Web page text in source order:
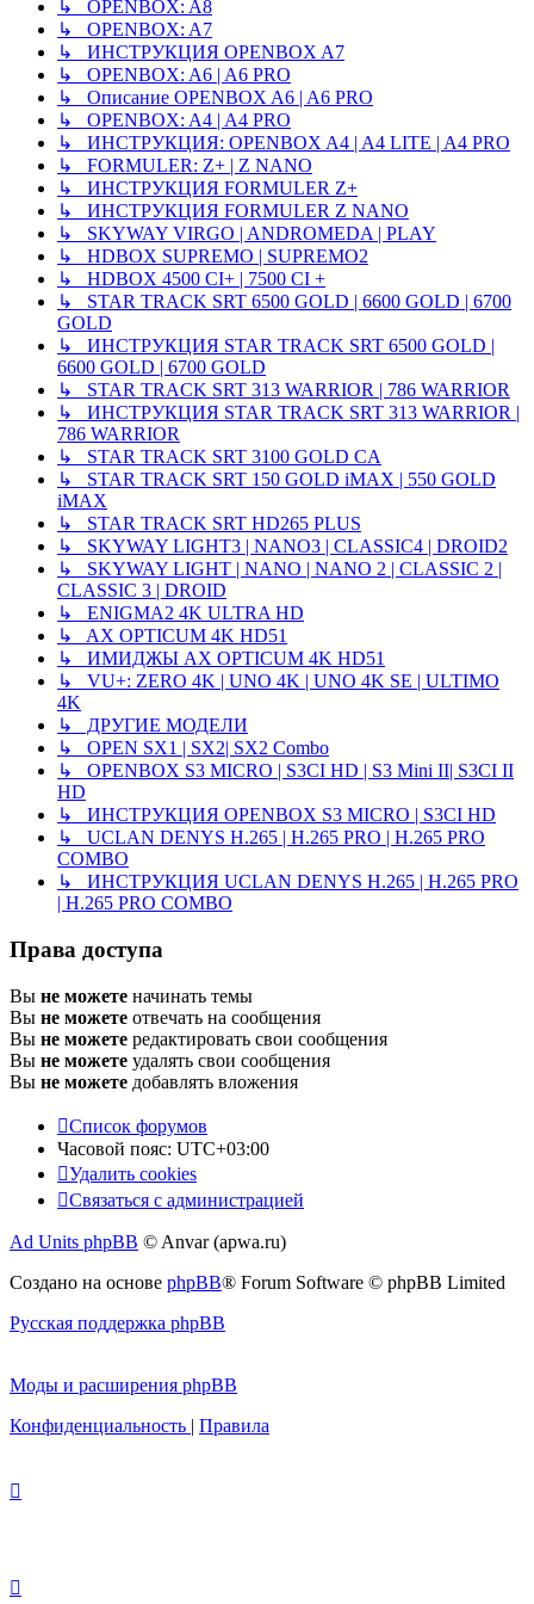
↳ OPENBOX: A8
↳ OPENBOX: A7
↳ ИНСТРУКЦИЯ OPENBOX A7
↳ OPENBOX: A6 | A6 PRO
↳ Описание OPENBOX A6 | A6 PRO
↳ OPENBOX: A4 | A4 PRO
↳ ИНСТРУКЦИЯ: OPENBOX A4 | A4 LITE | A4 PRO
↳ FORMULER: Z+ | Z NANO
↳ ИНСТРУКЦИЯ FORMULER Z+
↳ ИНСТРУКЦИЯ FORMULER Z NANO
↳ SKYWAY VIRGO | ANDROMEDA | PLAY
↳ HDBOX SUPREMO | SUPREMO2
↳ HDBOX 4500 CI+ | 7500 CI +
↳ STAR TRACK SRT 6500 GOLD | 6600 GOLD | 6700
GOLD
↳ ИНСТРУКЦИЯ STAR TRACK SRT 6500 GOLD |
6600 GOLD | 6700 GOLD
↳ STAR TRACK SRT 313 WARRIOR | 786 WARRIOR
↳ ИНСТРУКЦИЯ STAR TRACK SRT 313 WARRIOR |
786 WARRIOR
↳ STAR TRACK SRT 3100 GOLD CA
↳ STAR TRACK SRT 150 GOLD iMAX | 550 GOLD
iMAX
↳ STAR TRACK SRT HD265 PLUS
↳ SKYWAY LIGHT3 | NANO3 | CLASSIC4 | DROID2
↳ SKYWAY LIGHT | NANO | NANO 2 | CLASSIC 2 |
CLASSIC 3 | DROID
↳ ENIGMA2 4K ULTRA HD
↳ AX OPTICUM 4K HD51
↳ ИМИДЖЫ AX OPTICUM 4K HD51
↳ VU+: ZERO 4K | UNO 4K | UNO 4K SE | ULTIMO
4K
↳ ДРУГИЕ МОДЕЛИ
↳ OPEN SX1 | SX2| SX2 Combo
↳ OPENBOX S3 MICRO | S3CI HD | S3 Mini II| S3CI II
HD
↳ ИНСТРУКЦИЯ OPENBOX S3 MICRO | S3CI HD
↳ UCLAN DENYS H.265 | H.265 PRO | H.265 PRO
COMBO
↳ ИНСТРУКЦИЯ UCLAN DENYS H.265 | H.265 PRO
| H.265 PRO COMBO
Права доступа
Вы не можете начинать темы
Вы не можете отвечать на сообщения
Вы не можете редактировать свои сообщения
Вы не можете удалять свои сообщения
Вы не можете добавлять вложения
Список форумов
Часовой пояс: UTC+03:00
Удалить cookies
Связаться с администрацией
Ad Units phpBB © Anvar (apwa.ru)
Создано на основе phpBB® Forum Software © phpBB Limited
Русская поддержка phpBB
Моды и расширения phpBB
Конфиденциальность | Правила